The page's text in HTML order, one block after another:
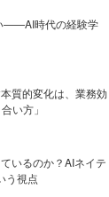
——AI時代の経験学
質的変化は、業務効
い方」
いるのか？AIネイテ
う視点